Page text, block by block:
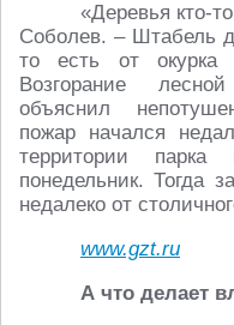
«Деревья кто-
Соболев. – Штабель
то есть от окурка
Возгорание
объяснил
пожар начался
территории
понедельник. Тогда
недалеко от
www.gzt.ru
А что делает